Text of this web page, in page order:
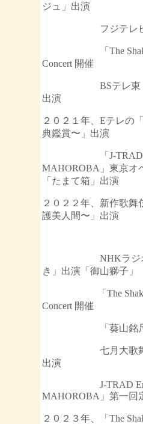
ジュ」出演
フジテレビ「
「The
Concert 開催
BSテレ東「お
出演
２０２１年、 Eテレの
典鑑賞〜」出演
「J-TRAD
MAHOROBA」 東京オ
「たまて箱」出演
２０２２年、新作歌舞
護美人間〜」出演
NHKラジオ「
き」出演「御山獅子」
「The
Concert 開催
「葵山銘尺八
七月大歌舞伎
出演
J-TRAD
MAHOROBA」第一回
２０２３年、「The